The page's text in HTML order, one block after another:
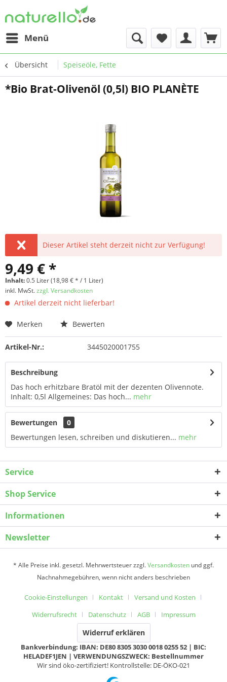
Menü
Übersicht Speiseöle, Fette
*Bio Brat-Olivenöl (0,5l) BIO PLANÈTE
Dieser Artikel steht derzeit nicht zur Verfügung!
9,49 € *
Inhalt:0.5 Liter (18,98 € * / 1 Liter)
inkl. MwSt.zzgl. Versandkosten
Artikel derzeit nicht lieferbar!
Merken Bewerten
Artikel-Nr.: 3445020001755
Beschreibung
Das hoch erhitzbare Bratöl mit der dezenten Olivennote.
Inhalt: 0,5l Allgemeines: Das hoch... mehr
Bewertungen
0
Bewertungen lesen, schreiben und diskutieren... mehr
Service
Shop Service
Informationen
Newsletter
* Alle Preise inkl. gesetzl. Mehrwertsteuer zzgl.Versandkosten und ggf.
Nachnahmegebühren, wenn nicht anders beschrieben
Cookie-Einstellungen Kontakt
Versand und Kosten
Widerrufsrecht
Datenschutz AGB Impressum
Widerruf erklären
Bankverbindung: IBAN: DE80 8305 3030 0018 0255 52 | BIC:
HELADEF1JEN | VERWENDUNGSZWECK: Bestellnummer
Wir sind öko-zertifiziert! Kontrollstelle: DE-ÖKO-021